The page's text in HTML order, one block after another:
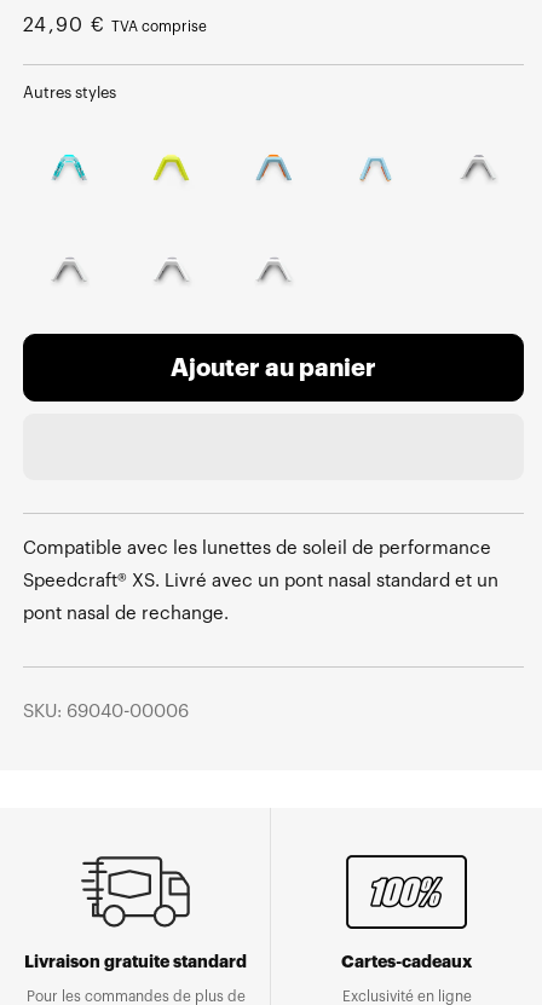
média
1
une
fenêtre
modale
Prix
24,90 € TVA comprise
Autres styles
Ajouter au panier
Compatible avec les lunettes de soleil de performance
Speedcraft® XS. Livré avec un pont nasal standard et un
pont nasal de rechange.
SKU: 69040-00006
Livraison gratuite standard
Pour les commandes de plus de
Cartes-cadeaux
Exclusivité en ligne